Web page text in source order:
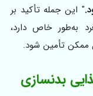
" این جمله تأکید بر
به‌طور خاص دارد،
ممکن تأمین شود.
بدنسازی